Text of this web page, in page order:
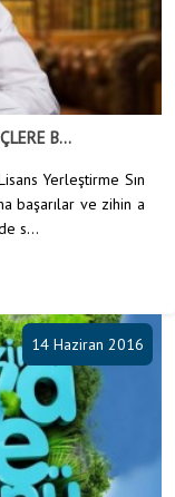
B...
Yerleştirme Sın
başarılar ve zihin a
s...
14 Haziran 2016